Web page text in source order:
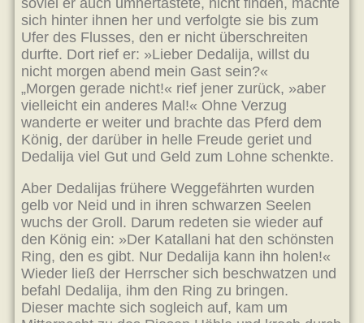
soviel er auch umhertastete, nicht finden, machte
sich hinter ihnen her und verfolgte sie bis zum
Ufer des Flusses, den er nicht überschreiten
durfte. Dort rief er: »Lieber Dedalija, willst du
nicht morgen abend mein Gast sein?«
„Morgen gerade nicht!« rief jener zurück, »aber
vielleicht ein anderes Mal!« Ohne Verzug
wanderte er weiter und brachte das Pferd dem
König, der darüber in helle Freude geriet und
Dedalija viel Gut und Geld zum Lohne schenkte.
Aber Dedalijas frühere Weggefährten wurden
gelb vor Neid und in ihren schwarzen Seelen
wuchs der Groll. Darum redeten sie wieder auf
den König ein: »Der Katallani hat den schönsten
Ring, den es gibt. Nur Dedalija kann ihn holen!«
Wieder ließ der Herrscher sich beschwatzen und
befahl Dedalija, ihm den Ring zu bringen.
Dieser machte sich sogleich auf, kam um